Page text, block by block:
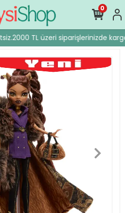
2000 TL üzeri siparişlerinizde
0